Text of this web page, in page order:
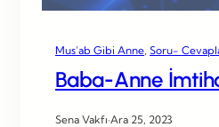
Mus’ab Gibi Anne Soru-
Baba-Anne
Sena Vakfı·Ara 25, 2023